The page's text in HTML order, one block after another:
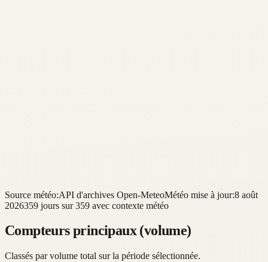
Source météo:API d'archives Open-MeteoMétéo mise à jour:8 août
2026359 jours sur 359 avec contexte météo
Compteurs principaux (volume)
Classés par volume total sur la période sélectionnée.